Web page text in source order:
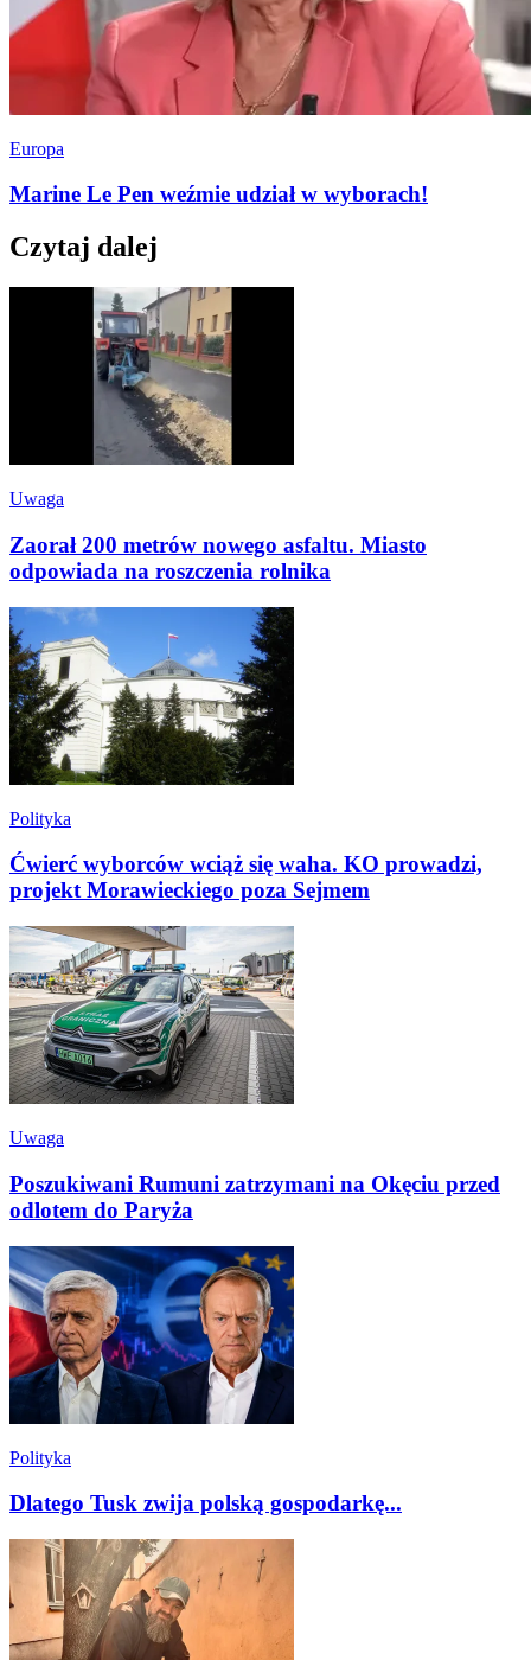
Europa
Marine Le Pen weźmie udział w wyborach!
Czytaj dalej
Uwaga
Zaorał 200 metrów nowego asfaltu. Miasto
odpowiada na roszczenia rolnika
Polityka
Ćwierć wyborców wciąż się waha. KO prowadzi,
projekt Morawieckiego poza Sejmem
Uwaga
Poszukiwani Rumuni zatrzymani na Okęciu przed
odlotem do Paryża
Polityka
Dlatego Tusk zwija polską gospodarkę...